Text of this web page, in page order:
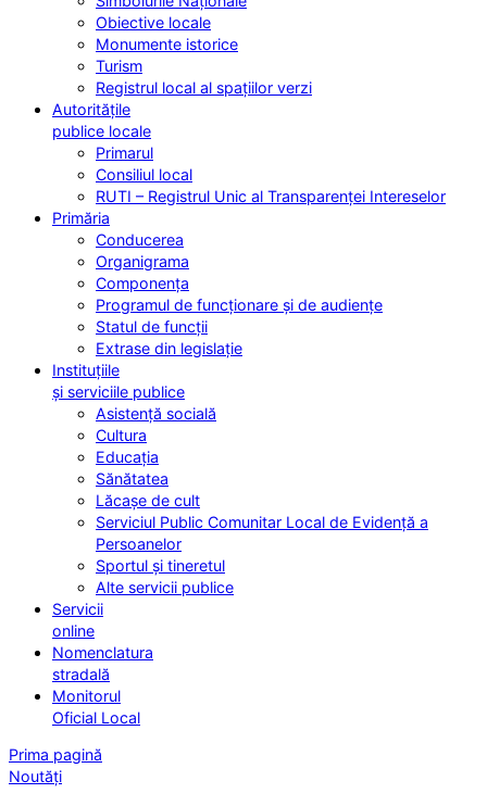
Obiective locale
Monumente istorice
Turism
Registrul local al spațiilor verzi
Autoritățile
publice locale
Primarul
Consiliul local
RUTI – Registrul Unic al Transparenței Intereselor
Primăria
Conducerea
Organigrama
Componența
Programul de funcționare și de audiențe
Statul de funcții
Extrase din legislație
Instituțiile
și serviciile publice
Asistență socială
Cultura
Educația
Sănătatea
Lăcașe de cult
Serviciul Public Comunitar Local de Evidență a
Persoanelor
Sportul și tineretul
Alte servicii publice
Servicii
online
Nomenclatura
stradală
Monitorul
Oficial Local
Prima pagină
Noutăți